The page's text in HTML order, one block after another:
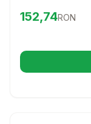
orez, aceasta
Preț:152.74
152,74RON